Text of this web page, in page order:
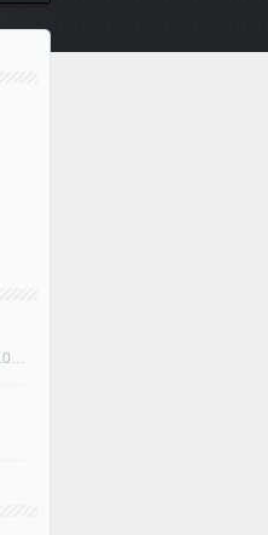
//facebook.com/La-voix-de-Nosterpaca-106434384284735